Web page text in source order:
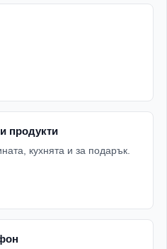
продукти
кухнята и за подарък.